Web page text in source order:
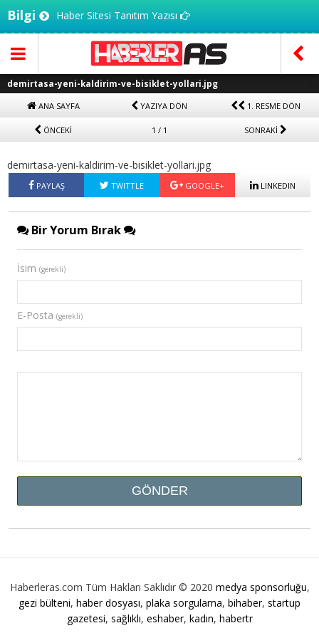
Bilgi Haber Sitesi Tanıtım Yazısı
demirtasa-yeni-kaldirim-ve-bisiklet-yollari.jpg
ANA SAYFA YAZIYA DÖN 1. RESME DÖN
ÖNCEKİ 1 / 1 SONRAKİ
demirtasa-yeni-kaldirim-ve-bisiklet-yollari.jpg
PAYLAŞ TWITTLE GOOGLE+ LINKEDIN
Bir Yorum Bırak
İsim (gerekli)
E-Posta (gerekli)
Haberleras.com Tüm Hakları Saklıdır © 2020 medya sponsorluğu,
gezi bülteni, haber dosyası, plaka sorgulama, bihaber, startup
gazetesi, sağlıklı, eshaber, kadın, habertr